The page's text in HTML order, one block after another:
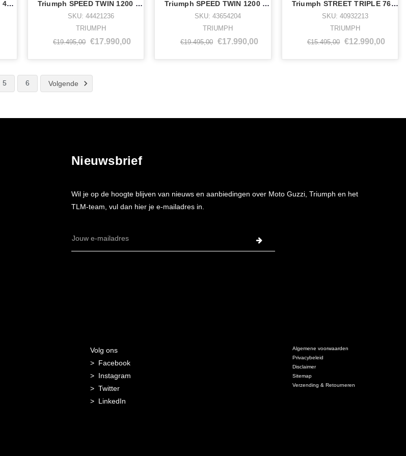
KTM 790 ADVENTURE R - 44791826 Triumph SPEED TWIN 1200 RS SAPPHIRE BLACK - 44421236
SKU: 44421236
TRIUMPH
€19.495,00 €17.990,00
Triumph SPEED TWIN 1200 RS BAJA ORANGE - 43654204
SKU: 43654204
TRIUMPH
€19.495,00
€17.990,00
Triumph STREET TRIPLE 765 RS DEMO - 40932213
SKU: 40932213
TRIUMPH
€15.495,00 €12.990,00
5 6 Volgende
Nieuwsbrief
Wil je op de hoogte blijven van nieuws en aanbiedingen over Moto Guzzi, Triumph en het
TLM-team, vul dan hier je e-mailadres in.
E-
Volg ons
Facebook
Instagram
Twitter
LinkedIn
Algemene voorwaarden
Privacybeleid
Disclaimer
Sitemap
Verzending & Retourneren